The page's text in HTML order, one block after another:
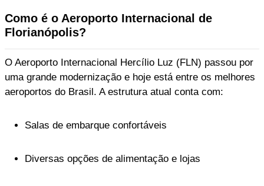
Como é o Aeroporto Internacional de
Florianópolis?
O Aeroporto Internacional Hercílio Luz (FLN) passou por
uma grande modernização e hoje está entre os melhores
aeroportos do Brasil. A estrutura atual conta com:
Salas de embarque confortáveis
Diversas opções de alimentação e lojas